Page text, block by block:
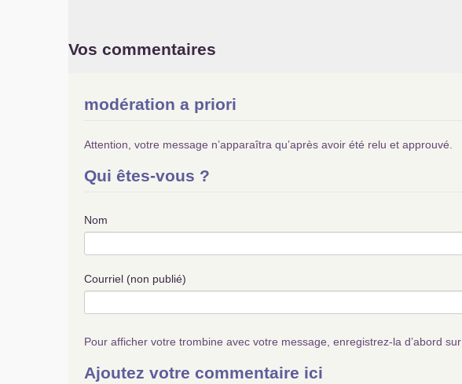
Vos commentaires
modération a priori
Attention, votre message n’apparaîtra qu’après avoir été relu et approuvé.
Qui êtes-vous ?
Nom
Courriel (non publié)
Pour afficher votre trombine avec votre message, enregistrez-la d’abord sur
Ajoutez votre commentaire ici